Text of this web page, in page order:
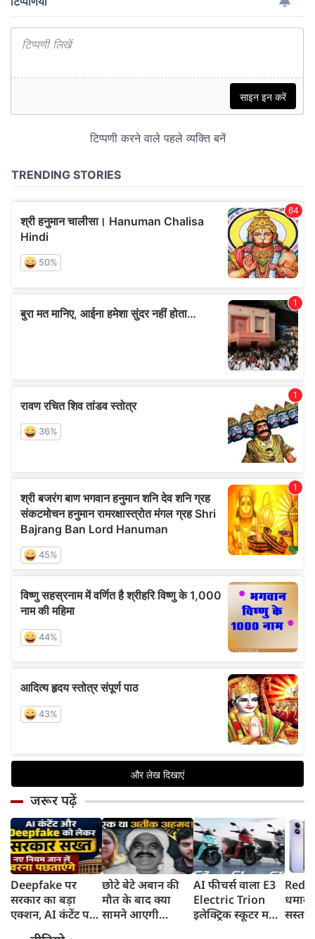
जरूर पढ़ें
Deepfake पर
सरकार का बड़ा
एक्शन, AI कंटेंट पर
छोटे बेटे अबान की
मौत के बाद क्या
सामने आएगी
AI फीचर्स वाला E3
Electric Trion
इलेक्ट्रिक स्कूटर मचा सस्ता